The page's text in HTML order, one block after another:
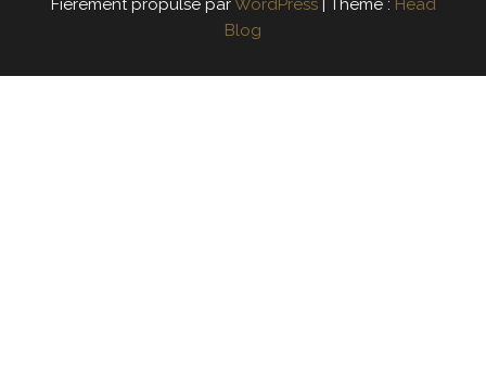
Fièrement propulsé parWordPress Thème : Head
Blog